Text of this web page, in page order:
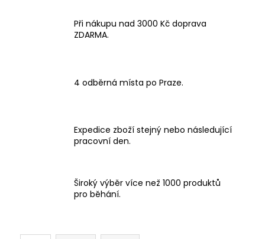
Při nákupu nad 3000 Kč doprava
ZDARMA.
4 odběrná místa po Praze.
Expedice zboží stejný nebo následující
pracovní den.
Široký výběr více než 1000 produktů
pro běhání.